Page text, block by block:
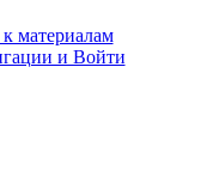
материалам
и Войти